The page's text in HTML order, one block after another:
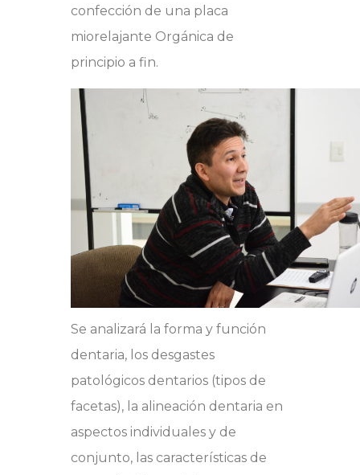
confección de una placa
miorelajante Orgánica de
principio a fin.
Se analizará la forma y función
dentaria, los desgastes
patológicos dentarios (tipos de
facetas), la alineación dentaria en
aspectos individuales y de
conjunto, las características de